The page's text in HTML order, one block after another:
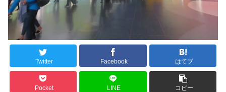
Twitter Facebook はてブ
Pocket LINE コピー